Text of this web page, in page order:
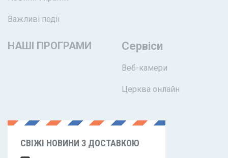
Важливі події
НАШІ ПРОГРАМИ Сервіси
Веб-камери
Церква онлайн
СВІЖІ НОВИНИ З ДОСТАВКОЮ